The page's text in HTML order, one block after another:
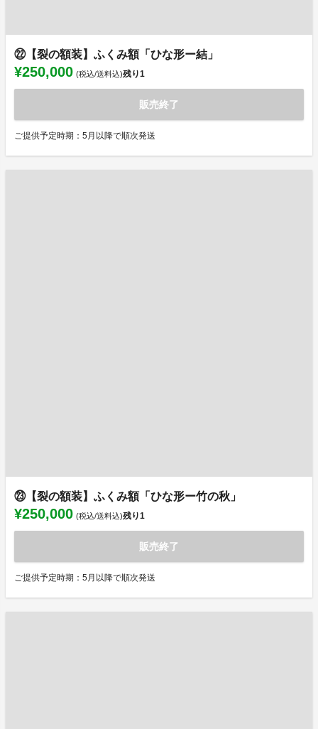
㉒【裂の額装】ふくみ額「ひな形ー結」
¥250,000 (税込/送料込)残り1
販売終了
ご提供予定時期：5月以降で順次発送
㉓【裂の額装】ふくみ額「ひな形ー竹の秋」
¥250,000 (税込/送料込)残り1
販売終了
ご提供予定時期：5月以降で順次発送